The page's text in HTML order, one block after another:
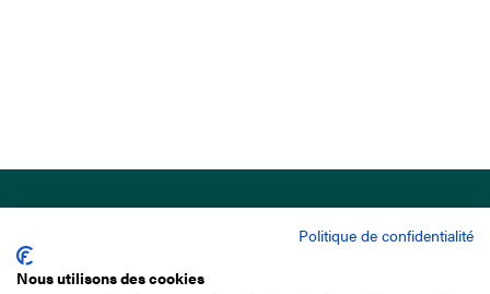
Politique de confidentialité
Nous utilisons des cookies